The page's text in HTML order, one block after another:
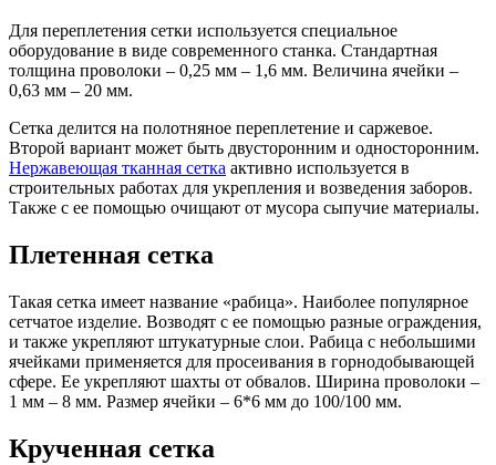
Для переплетения сетки используется специальное
оборудование в виде современного станка. Стандартная
толщина проволоки – 0,25 мм – 1,6 мм. Величина ячейки –
0,63 мм – 20 мм.
Сетка делится на полотняное переплетение и саржевое.
Второй вариант может быть двусторонним и односторонним.
Нержавеющая тканная сетка активно используется в
строительных работах для укрепления и возведения заборов.
Также с ее помощью очищают от мусора сыпучие материалы.
Плетенная сетка
Такая сетка имеет название «рабица». Наиболее популярное
сетчатое изделие. Возводят с ее помощью разные ограждения,
и также укрепляют штукатурные слои. Рабица с небольшими
ячейками применяется для просеивания в горнодобывающей
сфере. Ее укрепляют шахты от обвалов. Ширина проволоки –
1 мм – 8 мм. Размер ячейки – 6*6 мм до 100/100 мм.
Крученная сетка